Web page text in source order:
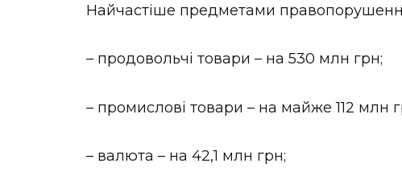
Найчастіше предметами
– продовольчі товари – на 530 млн грн;
– промислові товари – на майже 112 млн
– валюта – на 42,1 млн грн;